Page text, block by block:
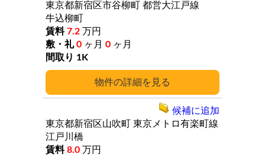
詳細
東京都新宿区市谷柳町 都営大江戸線
牛込柳町
7.2 万円
0 ヶ月 0 ヶ月
1K
東京都新宿区山吹町 東京メトロ有楽町線
江戸川橋
8.0 万円
候補に追加